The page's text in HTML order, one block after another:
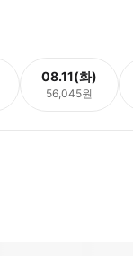
08.11(화)
56,045원